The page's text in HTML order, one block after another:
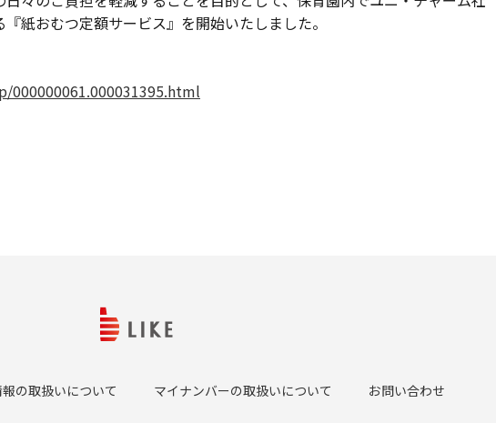
紙おむつ定額サービス』を開始いたしました。
の取扱いについて マイナンバーの取扱いについて お問い合わせ